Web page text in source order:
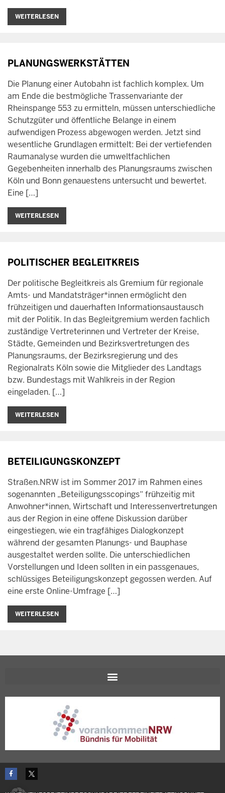
WEITERLESEN
PLANUNGSWERKSTÄTTEN
Die Planung einer Autobahn ist fachlich komplex. Um
am Ende die bestmögliche Trassenvariante der
Rheinspange 553 zu ermitteln, müssen unterschiedliche
Schutzgüter und öffentliche Belange in einem
aufwendigen Prozess abgewogen werden. Jetzt sind
wesentliche Grundlagen ermittelt: Bei der vertiefenden
Raumanalyse wurden die umweltfachlichen
Gegebenheiten innerhalb des Planungsraums zwischen
Köln und Bonn genauestens untersucht und bewertet.
Eine […]
WEITERLESEN
POLITISCHER BEGLEITKREIS
Der politische Begleitkreis als Gremium für regionale
Amts- und Mandatsträger*innen ermöglicht den
frühzeitigen und dauerhaften Informationsaustausch
mit der Politik. In das Begleitgremium werden fachlich
zuständige Vertreterinnen und Vertreter der Kreise,
Städte, Gemeinden und Bezirksvertretungen des
Planungsraums, der Bezirksregierung und des
Regionalrats Köln sowie die Mitglieder des Landtags
bzw. Bundestags mit Wahlkreis in der Region
eingeladen. […]
WEITERLESEN
BETEILIGUNGSKONZEPT
Straßen.NRW ist im Sommer 2017 im Rahmen eines
sogenannten „Beteiligungsscopings“ frühzeitig mit
Anwohner*innen, Wirtschaft und Interessenvertretungen
aus der Region in eine offene Diskussion darüber
eingestiegen, wie ein tragfähiges Dialogkonzept
während der gesamten Planungs- und Bauphase
ausgestaltet werden sollte. Die unterschiedlichen
Vorstellungen und Ideen sollten in ein passgenaues,
schlüssiges Beteiligungskonzept gegossen werden. Auf
eine erste Online-Umfrage […]
WEITERLESEN